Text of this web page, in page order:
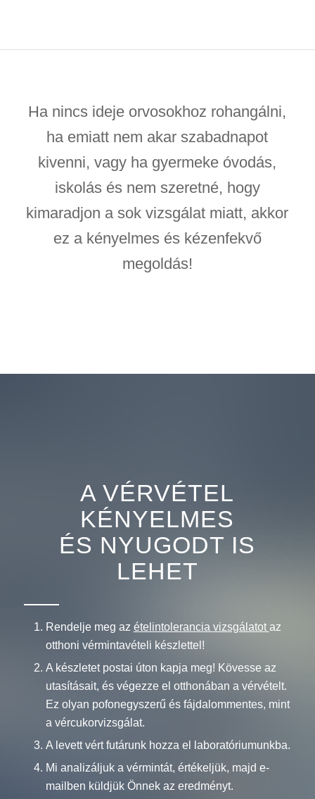
Ha nincs ideje orvosokhoz rohangálni,
ha emiatt nem akar szabadnapot
kivenni, vagy ha gyermeke óvodás,
iskolás és nem szeretné, hogy
kimaradjon a sok vizsgálat miatt, akkor
ez a kényelmes és kézenfekvő
megoldás!
A VÉRVÉTEL
KÉNYELMES
ÉS NYUGODT IS
LEHET
Rendelje meg az ételintolerancia vizsgálatot az
otthoni vérmintavételi készlettel!
A készletet postai úton kapja meg! Kövesse az
utasításait, és végezze el otthonában a vérvételt.
Ez olyan pofonegyszerű és fájdalommentes, mint
a vércukorvizsgálat.
A levett vért futárunk hozza el laboratóriumunkba.
Mi analizáljuk a vérmintát, értékeljük, majd e-
mailben küldjük Önnek az eredményt.